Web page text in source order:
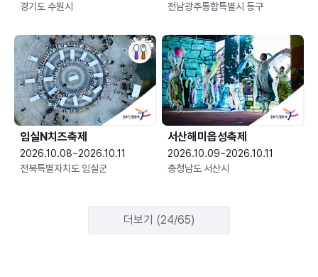
경기도 수원시
전남광주통합특별시 동구
임실N치즈축제
2026.10.08~2026.10.11
전북특별자치도 임실군
서산해미읍성축제
2026.10.09~2026.10.11
충청남도 서산시
더보기 (24/65)